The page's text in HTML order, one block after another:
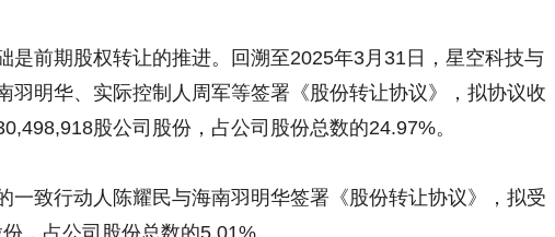
是前期股权转让的推进。回溯至2025年3月31日，星空科技与
羽明华、实际控制人周军等签署《股份转让协议》，拟协议收
股公司股份，占公司股份总数的24.97%。
一致行动人陈耀民与海南羽明华签署《股份转让协议》，拟受
，占公司股份总数的5.01%。